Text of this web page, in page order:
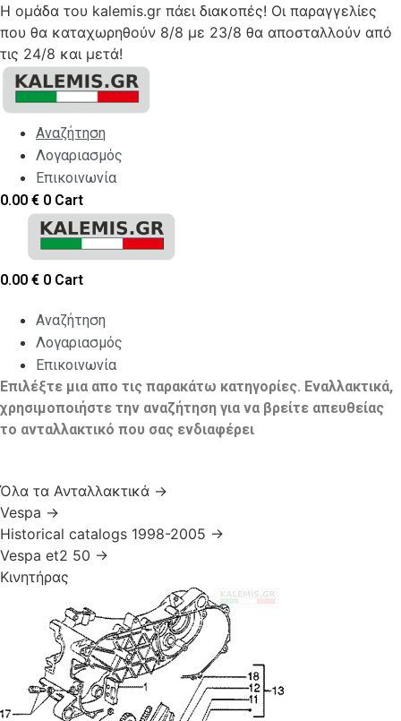
Η ομάδα του kalemis.gr πάει διακοπές! Οι παραγγελίες
που θα καταχωρηθούν 8/8 με 23/8 θα αποσταλλούν από
τις 24/8 και μετά!
Skip
content
Αναζήτηση
Λογαριασμός
Επικοινωνία
0.00 € 0 Cart
0.00 € 0 Cart
Αναζήτηση
Λογαριασμός
Επικοινωνία
Επιλέξτε μια απο τις παρακάτω κατηγορίες. Εναλλακτικά,
χρησιμοποιήστε την αναζήτηση για να βρείτε απευθείας
το ανταλλακτικό που σας ενδιαφέρει
Όλα τα Ανταλλακτικά →
Vespa →
Historical catalogs 1998-2005 →
Vespa et2 50 →
Κινητήρας